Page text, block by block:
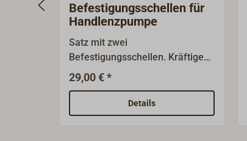
Befestigungsschellen für
Handlenzpumpe
Satz mit zwei
Befestigungsschellen. Kräftige
Edelstahl-Ausführung.Zubehör
für Handlenzpumpe 4642-...
29,00 € *
Details